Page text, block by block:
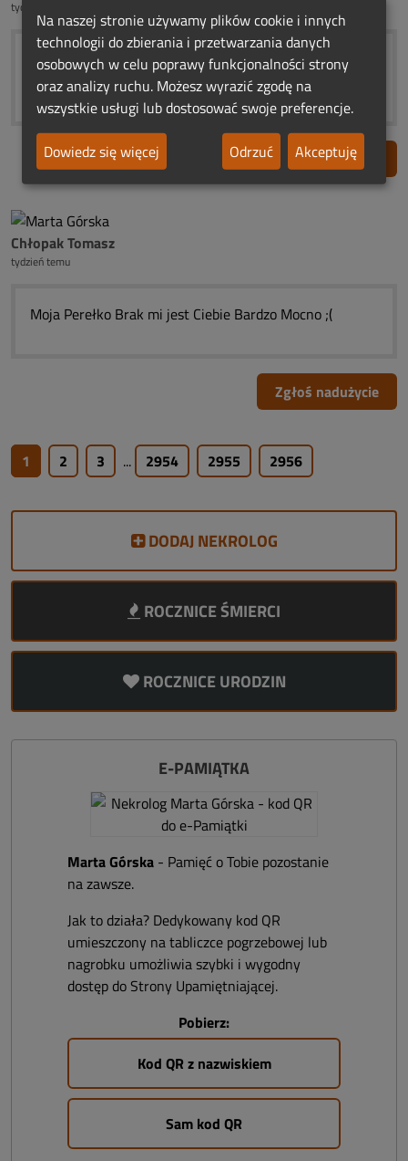
tydzień temu
Moja Perełko Smutno mi jest Bez Ciebie Bardzo Mocno ;
Zgłoś nadużycie
Chłopak Tomasz
tydzień temu
Moja Perełko Brak mi jest Ciebie Bardzo Mocno ;(
Zgłoś nadużycie
1 2 3 ... 2954 2955 2956
DODAJ NEKROLOG
ROCZNICE ŚMIERCI
ROCZNICE URODZIN
E-PAMIĄTKA
Marta Górska - Pamięć o Tobie pozostanie
na zawsze.
Jak to działa? Dedykowany kod QR
umieszczony na tabliczce pogrzebowej lub
nagrobku umożliwia szybki i wygodny
dostęp do Strony Upamiętniającej.
Pobierz:
Kod QR z nazwiskiem
Sam kod QR
Na naszej stronie używamy plików cookie i innych
technologii do zbierania i przetwarzania danych
osobowych w celu poprawy funkcjonalności strony
oraz analizy ruchu. Możesz wyrazić zgodę na
wszystkie usługi lub dostosować swoje preferencje.
Dowiedz się więcej
Odrzuć Akceptuję